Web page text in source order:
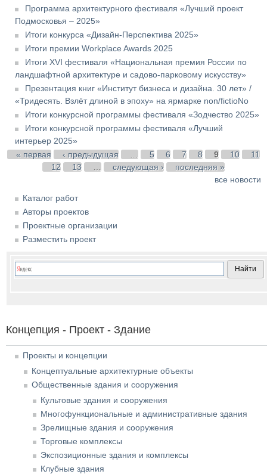
Программа архитектурного фестиваля «Лучший проект
Подмосковья – 2025»
Итоги конкурса «Дизайн-Перспектива 2025»
Итоги премии Workplace Awards 2025
Итоги XVI фестиваля «Национальная премия России по
ландшафтной архитектуре и садово-парковому искусству»
Презентация книг «Институт бизнеса и дизайна. 30 лет» /
«Тридесять. Взлёт длиной в эпоху» на ярмарке non/fictioNo
Итоги конкурсной программы фестиваля «Зодчество 2025»
Итоги конкурсной программы фестиваля «Лучший
интерьер 2025»
Страницы
« первая ‹ предыдущая 5 6 7 8 9 10
11
12
13 следующая ›
последняя »
все новости
Каталог работ
Авторы проектов
Проектные организации
Разместить проект
Концепция - Проект - Здание
Проекты и концепции
Концептуальные архитектурные объекты
Общественные здания и сооружения
Культовые здания и сооружения
Многофункциональные и административные здания
Зрелищные здания и сооружения
Торговые комплексы
Экспозиционные здания и комплексы
Клубные здания